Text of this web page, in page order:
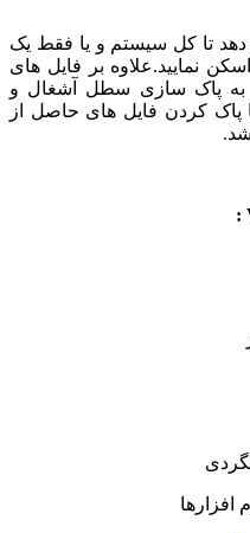
تا کل سیستم و یا فقط یک
بر فایل های
پاک سازی سطل آشغال و
فایل های حاصل از